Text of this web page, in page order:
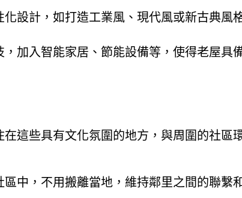
設計，如打造工業風、現代風或新古典風
，加入智能家居、節能設備等，使得老屋具
這些具有文化氛圍的地方，與周圍的社區
區中，不用搬離當地，維持鄰里之間的聯繫